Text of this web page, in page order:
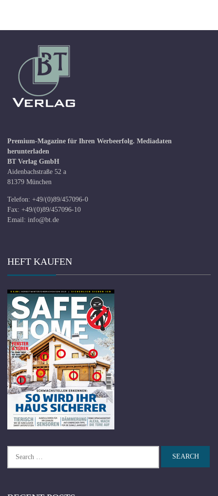
Premium-Magazine für Ihren Werbeerfolg. Mediadaten
herunterladen
BT Verlag GmbH
Aidenbachstraße 52 a
81379 München
Telefon: +49/(0)89/457096-0
Fax: +49/(0)89/457096-10
Email: info@bt.de
HEFT KAUFEN
for: